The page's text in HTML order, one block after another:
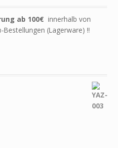
ab 100€ innerhalb von
(Lagerware) !!